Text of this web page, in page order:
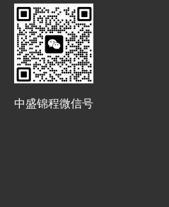
中盛锦程微信号